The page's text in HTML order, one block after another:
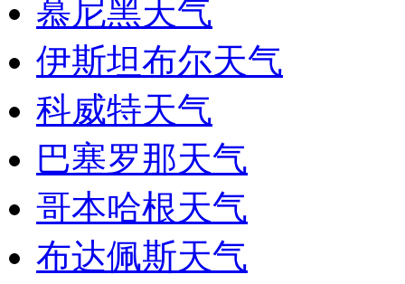
慕尼黑天气
伊斯坦布尔天气
科威特天气
巴塞罗那天气
哥本哈根天气
布达佩斯天气